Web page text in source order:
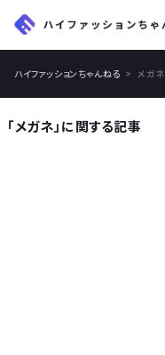
ハイファッションちゃんねる メガネ
「メガネ」に関する記事